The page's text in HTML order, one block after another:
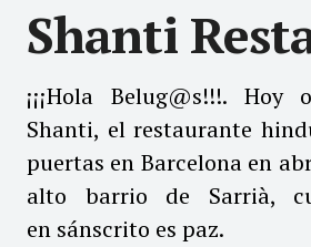
Shanti
¡¡¡Hola Belug@s!!!. Hoy
Shanti, el restaurante
puertas en Barcelona en
alto barrio de Sarrià,
en sánscrito es paz.